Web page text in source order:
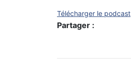
Télécharger le podcast
Partager :